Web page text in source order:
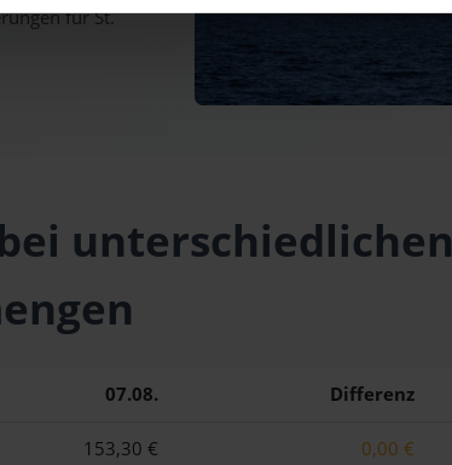
für St.
unterschiedlichen
07.08. Differenz
153,30 € 0,00 €